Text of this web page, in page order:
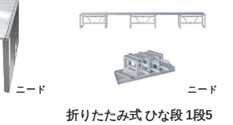
ニード
折りたたみ式 ひな段 1段5
ニード